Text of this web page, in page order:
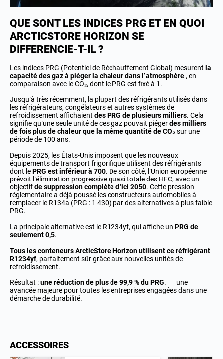
QUE SONT LES INDICES PRG ET EN QUOI
ARCTICSTORE HORIZON SE
DIFFERENCIE-T-IL ?
Les indices PRG (Potentiel de Réchauffement Global) mesurent la
capacité des gaz à piéger la chaleur dans l’atmosphère , en
comparaison avec le CO₂, dont le PRG est fixé à 1.
Jusqu’à très récemment, la plupart des réfrigérants utilisés dans
les réfrigérateurs, congélateurs et autres systèmes de
refroidissement affichaient des PRG de plusieurs milliers. Cela
signifie qu’une seule unité de ces gaz pouvait piégerdes milliers
de fois plus de chaleur que la même quantité de CO₂sur une
période de 100 ans.
Depuis 2025, les États-Unis imposent que les nouveaux
équipements de transport frigorifique utilisent des réfrigérants
dont lePRG est inférieur à 700. De son côté, l’Union européenne
prévoit l’élimination progressive quasi totale des HFC, avec un
objectifde suppression complète d’ici 2050. Cette pression
réglementaire a déjà poussé les constructeurs automobiles à
remplacer le R134a (PRG : 1 430) par des alternatives à plus faible
PRG.
La principale alternative est le R1234yf, qui affiche un PRG de
seulement 0,5.
Tous les conteneurs ArcticStore Horizon utilisent ce réfrigérant
R1234yf, parfaitement sûr grâce aux nouvelles unités de
refroidissement.
Résultat :une réduction de plus de 99,9 % du PRG. — une
avancée majeure pour toutes les entreprises engagées dans une
démarche de durabilité.
ACCESSOIRES